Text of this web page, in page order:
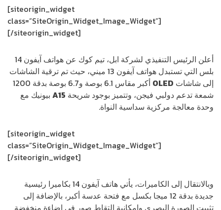
[siteorigin_widget
class=”SiteOrigin_Widget_Image_Widget”]
[/siteorigin_widget]
أعلن الرئيس التنفيذي لشركة ابل، تيم كوك عن هواتف آيفون 14
بلس التي تستبدل هواتف آيفون 13 ميني، حيث تم ترقية الشاشات
إلى شاشات OLED
أكبر مقاس 6.1 بوصة و6.7 بوصة بدقة 1200
شمعة تدعم دولبي فيجن، وتتميز بوجود شريحة A15 بيونيك مع
وحدة معالجة مركزية سداسية النواة.
[siteorigin_widget
class=”SiteOrigin_Widget_Image_Widget”]
[/siteorigin_widget]
وبالانتقال إلى الكاميرات، يأتي هاتف آيفون 14 بكاميرا رئيسية
جديدة بدقة 12 ميجا بكسل مع فتحة عدسة أكبر، بالإضافة إلى
تثبيت الصورة البصري وإمكانية التقاط صور في إضاءة منخفضة